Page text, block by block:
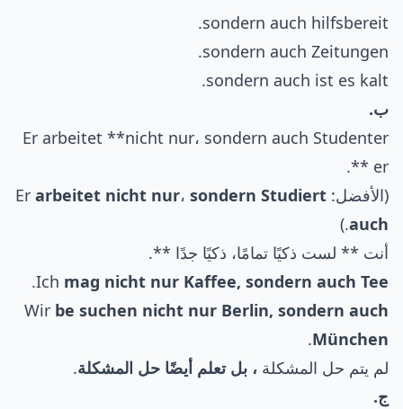
sondern auch hilfsbereit.
sondern auch Zeitungen.
sondern auch ist es kalt.
ب.
Er arbeitet **nicht nur، sondern auch Studenter
er **.
(الأفضل: Er
arbeitet nicht nur، sondern Studiert
auch
.)
أنت ** لست ذكيًا تمامًا، ذكيًا جدًا **.
Ich mag nicht nur Kaffee, sondern auch Tee
.
Wir be suchen nicht nur Berlin, sondern auch
München
.
لم يتم حل المشكلة ، بل تعلم أيضًا حل المشكلة.
ج.